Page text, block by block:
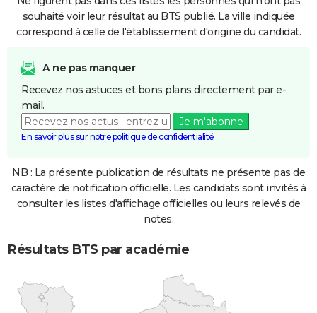
souhaité voir leur résultat au BTS publié. La ville indiquée
correspond à celle de l'établissement d'origine du candidat.
A ne pas manquer
Recevez nos astuces et bons plans directement par e-
mail.
Je m'abonne
En savoir plus sur notre politique de confidentialité
NB : La présente publication de résultats ne présente pas de
caractère de notification officielle. Les candidats sont invités à
consulter les listes d'affichage officielles ou leurs relevés de
notes.
Résultats BTS par académie